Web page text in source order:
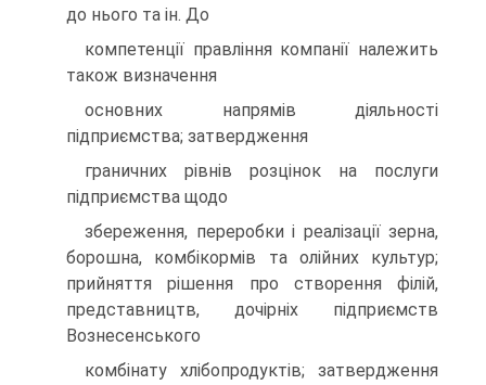
до нього та iн. До
компетенцiї правлiння компанiї належить
також визначення
основних напрямiв дiяльностi
пiдприємства; затвердження
граничних рiвнiв розцiнок на послуги
пiдприємства щодо
збереження, переробки i реалiзацiї зерна,
борошна, комбiкормiв та олiйних культур;
прийняття рiшення про створення фiлiй,
представництв, дочiрнiх пiдприємств
Вознесенського
комбiнату хлiбопродуктiв; затвердження